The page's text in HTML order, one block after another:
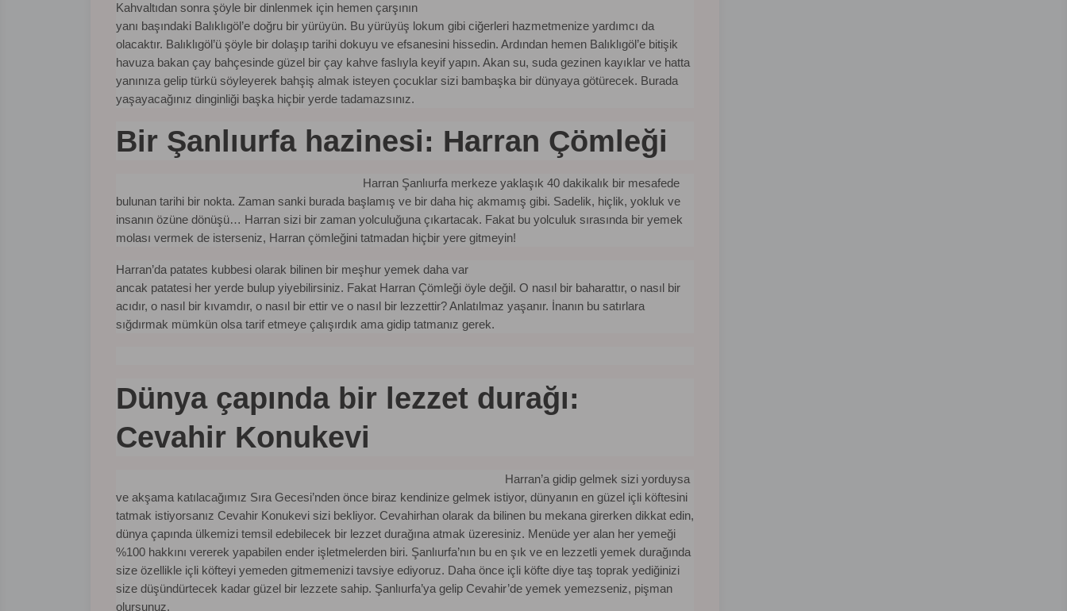
Kahvaltıdan sonra şöyle bir dinlenmek için hemen çarşının
yanı başındaki Balıklıgöl’e doğru bir yürüyün. Bu yürüyüş lokum gibi ciğerleri hazmetmenize yardımcı da
olacaktır. Balıklıgöl’ü şöyle bir dolaşıp tarihi dokuyu ve efsanesini hissedin. Ardından hemen Balıklıgöl’e bitişik
havuza bakan çay bahçesinde güzel bir çay kahve faslıyla keyif yapın. Akan su, suda gezinen kayıklar ve hatta
yanınıza gelip türkü söyleyerek bahşiş almak isteyen çocuklar sizi bambaşka bir dünyaya götürecek. Burada
yaşayacağınız dinginliği başka hiçbir yerde tadamazsınız.
Bir Şanlıurfa hazinesi: Harran Çömleği
Harran Şanlıurfa merkeze yaklaşık 40 dakikalık bir mesafede
bulunan tarihi bir nokta. Zaman sanki burada başlamış ve bir daha hiç akmamış gibi. Sadelik, hiçlik, yokluk ve
insanın özüne dönüşü… Harran sizi bir zaman yolculuğuna çıkartacak. Fakat bu yolculuk sırasında bir yemek
molası vermek de isterseniz, Harran çömleğini tatmadan hiçbir yere gitmeyin!
Harran’da patates kubbesi olarak bilinen bir meşhur yemek daha var
ancak patatesi her yerde bulup yiyebilirsiniz. Fakat Harran Çömleği öyle değil. O nasıl bir baharattır, o nasıl bir
acıdır, o nasıl bir kıvamdır, o nasıl bir ettir ve o nasıl bir lezzettir? Anlatılmaz yaşanır. İnanın bu satırlara
sığdırmak mümkün olsa tarif etmeye çalışırdık ama gidip tatmanız gerek.
Dünya çapında bir lezzet durağı:
Cevahir Konukevi
Harran’a gidip gelmek sizi yorduysa
ve akşama katılacağımız Sıra Gecesi’nden önce biraz kendinize gelmek istiyor, dünyanın en güzel içli köftesini
tatmak istiyorsanız Cevahir Konukevi sizi bekliyor. Cevahirhan olarak da bilinen bu mekana girerken dikkat edin,
dünya çapında ülkemizi temsil edebilecek bir lezzet durağına atmak üzeresiniz. Menüde yer alan her yemeği
%100 hakkını vererek yapabilen ender işletmelerden biri. Şanlıurfa’nın bu en şık ve en lezzetli yemek durağında
size özellikle içli köfteyi yemeden gitmemenizi tavsiye ediyoruz. Daha önce içli köfte diye taş toprak yediğinizi
size düşündürtecek kadar güzel bir lezzete sahip. Şanlıurfa’ya gelip Cevahir’de yemek yemezseniz, pişman
olursunuz.